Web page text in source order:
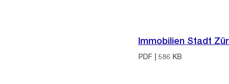
Immobilien Stadt
PDF | 586 KB